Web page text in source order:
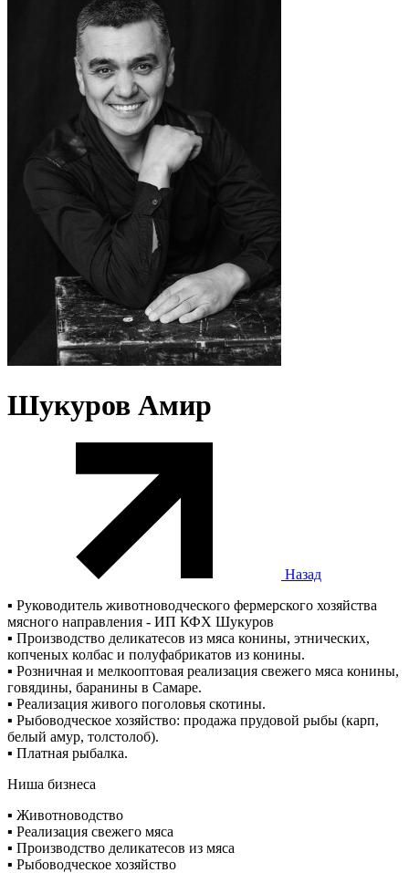
Шукуров Амир
Назад
▪️ Руководитель животноводческого фермерского хозяйства
мясного направления - ИП КФХ Шукуров
▪️ Производство деликатесов из мяса конины, этнических,
копченых колбас и полуфабрикатов из конины.
▪️ Розничная и мелкооптовая реализация свежего мяса конины,
говядины, баранины в Самаре.
▪️ Реализация живого поголовья скотины.
▪️ Рыбоводческое хозяйство: продажа прудовой рыбы (карп,
белый амур, толстолоб).
▪️ Платная рыбалка.
Ниша бизнеса
▪️ Животноводство
▪️ Реализация свежего мяса
▪️ Производство деликатесов из мяса
▪️ Рыбоводческое хозяйство